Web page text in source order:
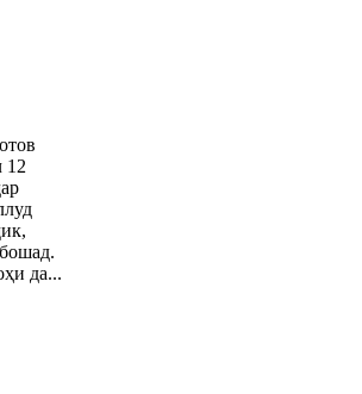
12
да...